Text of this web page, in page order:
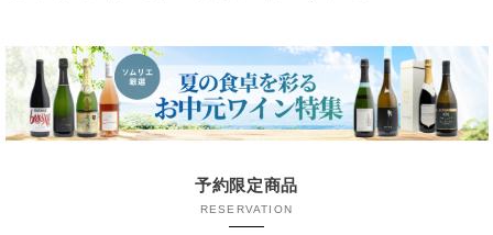
予約限定商品
RESERVATION